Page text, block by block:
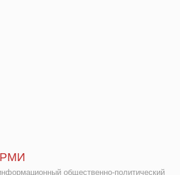
общественно-политический